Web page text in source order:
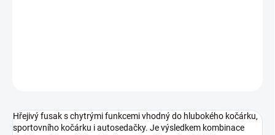
Hřejivý fusak s chytrými funkcemi vhodný do hlubokého kočárku,
sportovního kočárku i autosedačky. Je výsledkem kombinace